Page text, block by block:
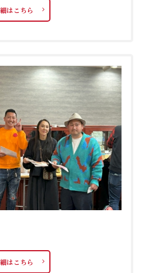
はこちら
はこちら